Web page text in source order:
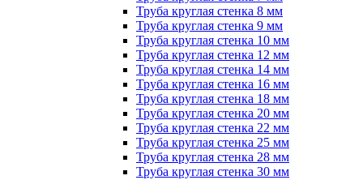
Труба круглая стенка 8 мм
Труба круглая стенка 9 мм
Труба круглая стенка 10 мм
Труба круглая стенка 12 мм
Труба круглая стенка 14 мм
Труба круглая стенка 16 мм
Труба круглая стенка 18 мм
Труба круглая стенка 20 мм
Труба круглая стенка 22 мм
Труба круглая стенка 25 мм
Труба круглая стенка 28 мм
Труба круглая стенка 30 мм